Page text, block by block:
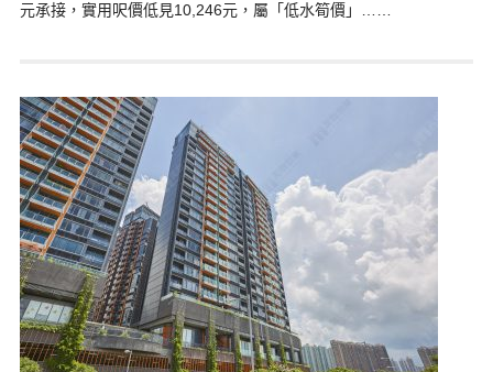
元承接，實用呎價低見10,246元，屬「低水筍價」……